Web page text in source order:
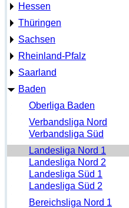
Hessen
Thüringen
Sachsen
Rheinland-Pfalz
Saarland
Baden
Oberliga Baden
Verbandsliga Nord
Verbandsliga Süd
Landesliga Nord 1
Landesliga Nord 2
Landesliga Süd 1
Landesliga Süd 2
Bereichsliga Nord 1